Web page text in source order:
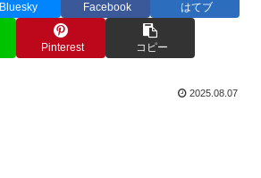
Bluesky Facebook はてブ
Pinterest コピー
2025.08.07